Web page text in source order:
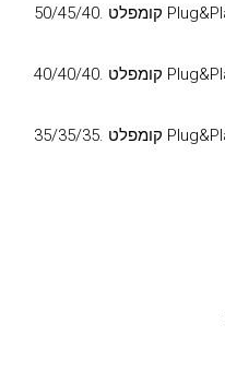
אקווריום מים מלוחים Plug&Play קומפלט .50/45/40
אקווריום מים מלוחים Plug&Play קומפלט .40/40/40
אקווריום מים מלוחים Plug&Play קומפלט .35/35/35